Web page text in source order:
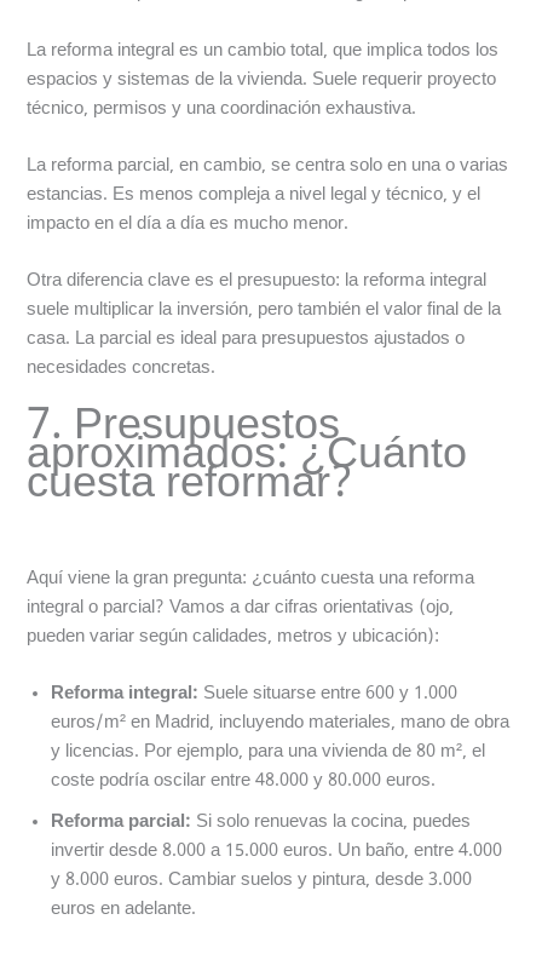
La reforma integral es un cambio total, que implica todos los
espacios y sistemas de la vivienda. Suele requerir proyecto
técnico, permisos y una coordinación exhaustiva.
La reforma parcial, en cambio, se centra solo en una o varias
estancias. Es menos compleja a nivel legal y técnico, y el
impacto en el día a día es mucho menor.
Otra diferencia clave es el presupuesto: la reforma integral
suele multiplicar la inversión, pero también el valor final de la
casa. La parcial es ideal para presupuestos ajustados o
necesidades concretas.
7. Presupuestos
aproximados: ¿Cuánto
cuesta reformar?
Aquí viene la gran pregunta: ¿cuánto cuesta una reforma
integral o parcial? Vamos a dar cifras orientativas (ojo,
pueden variar según calidades, metros y ubicación):
Reforma integral: Suele situarse entre 600 y 1.000
euros/m² en Madrid, incluyendo materiales, mano de obra
y licencias. Por ejemplo, para una vivienda de 80 m², el
coste podría oscilar entre 48.000 y 80.000 euros.
Reforma parcial: Si solo renuevas la cocina, puedes
invertir desde 8.000 a 15.000 euros. Un baño, entre 4.000
y 8.000 euros. Cambiar suelos y pintura, desde 3.000
euros en adelante.